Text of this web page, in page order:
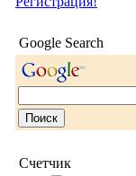
Google Search
Счетчик